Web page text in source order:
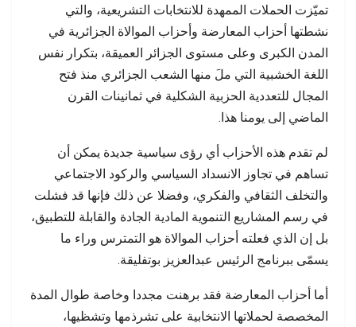
تميّزت الحملات الممهدة للانتخابات التشريعية، والتي
نشطتها أحزاب المعارضة وأحزاب الموالاة الجزائرية في
المدن الكبرى وعلى مستوى الجزائر العميقة، بتكرار نفس
اللغة الخشبية التي ملَ منها الشعب الجزائري منذ فتح
المجال للتعددية الحزبية الشكلية في ثمانينات القرن
الماضي إلى يومنا هذا.
لم تقدم هذه الأحزاب أي رؤى سياسية جديدة يمكن أن
تساهم في تجاوز الانسداد السياسي والركود الاجتماعي
والتخلف الثقافي والفكري، وفضلا عن ذلك فإنها قد فشلت
في رسم المشاريع التنموية المادية الجادة والقابلة للتطبيق،
بل إن الذي فعلته أحزاب الموالاة هو التمترس وراء ما
يسمّى ببرنامج الرئيس عبدالعزيز بوتفليقة.
أما أحزاب المعارضة فقد برهنت مجددا وخاصة طوال المدة
المخصصة لحملاتها الانتخابية على تشرذمها وتشظيها،